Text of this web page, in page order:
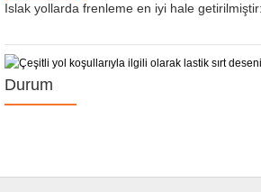
Islak yollarda frenleme en iyi hale
Durum